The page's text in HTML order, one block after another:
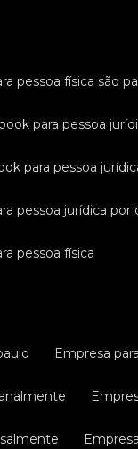
pessoa física são
para pessoa
para pessoa
pessoa jurídica por
pessoa física
empresa